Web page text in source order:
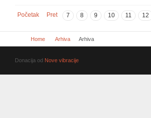
Početak Pret 7 8 9 10 11 12
Home Arhiva Arhiva
Donacija od Nove vibracije